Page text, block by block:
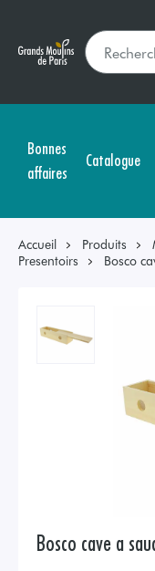
Bonnes
affaires
Catalogue
Accueil Produits
Presentoirs
Bosco
Bosco cave a